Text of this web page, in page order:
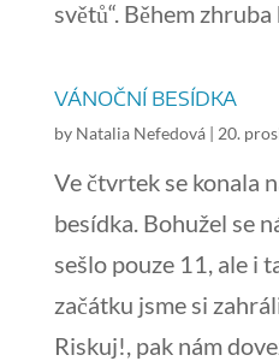
světů“. Během
VÁNOČNÍ BESÍDKA
by Natalia Nefedová| 20.
Ve čtvrtek se konala
besídka. Bohužel se
sešlo pouze 11, ale i
začátku jsme si
Riskuj!, pak nám